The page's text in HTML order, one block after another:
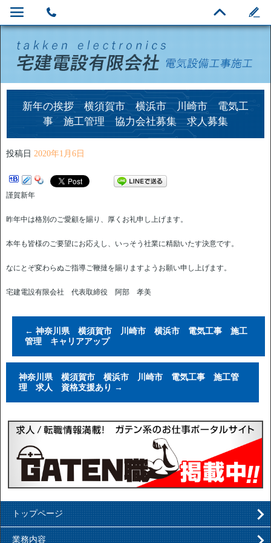
新年の挨拶 横須賀市 横浜市 川崎市 電気工
事 施工管理 協力会社募集 求人募集
投稿日 2020年1月6日
謹賀新年
昨年中は格別のご愛顧を賜り、厚くお礼申し上げます。
本年も皆様のご要望にお応えし、いっそう社業に精励いたす決意です。
なにとぞ変わらぬご指導ご鞭撻を賜りますようお願い申し上げます。
宅建電設有限会社 代表取締役 阿部 孝美
← 神奈川県 横須賀市 川崎市 横浜市 電気工事 施工
管理 キャリアアップ
神奈川県 横須賀市 横浜市 川崎市 電気工事 施工管
理 求人 資格支援あり →
トップページ
業務内容